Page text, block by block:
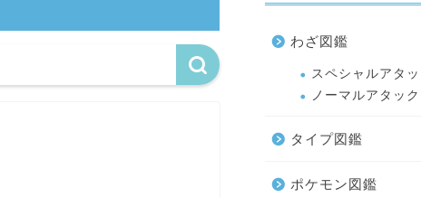
わざ図鑑
スペシャルアタッ
ノーマルアタック
タイプ図鑑
ポケモン図鑑